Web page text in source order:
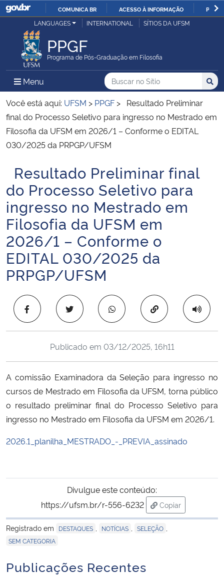
IR
COMUNICA BR ACESSO À INFORMAÇÃO
Ministério da Justiça e Segurança Pública
Ministério da Defesa
Ministério das Relações Exteriores
Ministério da Economia
Ministério da Agricultura, Pecuária e Abastecimento
Ministério da Educação
Ministério da Cidadania
Ministério da Saúde
Ministério da Ciência, Tecnologia, Inovações e Comunicações
Ministério do Desenvolvimento Regional
Controladoria-Geral da União
Ministério da Mulher, da Família e dos Direitos Humanos
Gabinete de Segurança Institucional
Banco Central do Brasil
LANGUAGES INTERNATIONAL SÍTIOS DA UFSM
PPGF
Programa de Pós-Graduação em Filosofia
Menu Menu Principal do Sítio
Busca
Buscar no no Sítio
Busca:
Você está aqui: UFSM > PPGF > Resultado Preliminar
final do Processo Seletivo para ingresso no Mestrado em
Filosofia da UFSM em 2026/1 – Conforme o EDITAL
030/2025 da PRPGP/UFSM
Início do conteúdo
Resultado Preliminar final
do Processo Seletivo para
ingresso no Mestrado em
Filosofia da UFSM em
2026/1 – Conforme o
EDITAL 030/2025 da
PRPGP/UFSM
Copiar para área
Publicado em 03/12/2025, 16h11
A comissão Examinadora da Seleção para ingresso no
cursos de Mestrado em Filosofia da UFSM, torna público
o resultado preliminar final do Processo Seletivo para
ingresso no Mestrado em Filosofia da UFSM em 2026/1.
2026.1_planilha_MESTRADO_-_PREVIA_assinado
Divulgue este conteúdo:
https://ufsm.br/r-556-6232
Copiar
para área de
Registrado em
DESTAQUES NOTÍCIAS SELEÇÃO
SEM CATEGORIA
Publicações Recentes